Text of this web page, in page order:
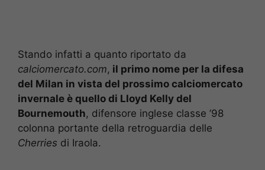
Stando infatti a quanto riportato da
calciomercato.com, il primo nome per la difesa
del Milan in vista del prossimo calciomercato
invernale è quello di Lloyd Kelly del
Bournemouth, difensore inglese classe ’98
colonna portante della retroguardia delle
Cherries di Iraola.